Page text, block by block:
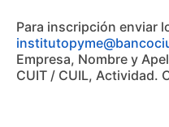
Para inscripción enviar
Empresa, Nombre y
CUIT / CUIL, Actividad.